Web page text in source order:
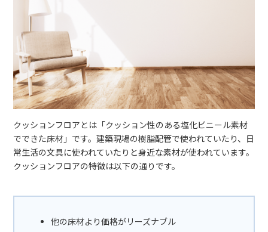
クッションフロアとは「クッション性のある塩化ビニール素材
でできた床材」です。建築現場の樹脂配管で使われていたり、日
常生活の文具に使われていたりと身近な素材が使われています。
クッションフロアの特徴は以下の通りです。
他の床材より価格がリーズナブル